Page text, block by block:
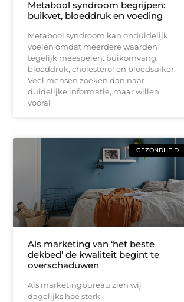
Metabool syndroom begrijpen:
buikvet, bloeddruk en voeding
Metabool syndroom kan onduidelijk
voelen omdat meerdere waarden
tegelijk meespelen: buikomvang,
bloeddruk, cholesterol en bloedsuiker.
Veel mensen zoeken dan naar
duidelijke informatie, maar willen
vooral
GEZONDHEID
Als marketing van ‘het beste
dekbed’ de kwaliteit begint te
overschaduwen
Als marketingbureau zien wij
dagelijks hoe sterk